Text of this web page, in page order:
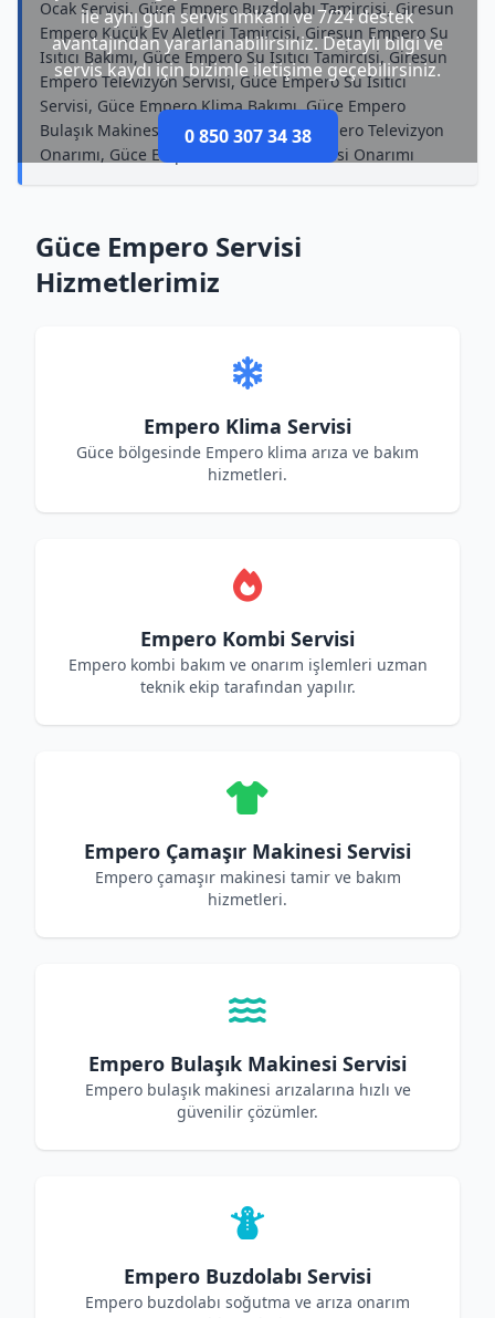
ile aynı gün servis imkânı ve 7/24 destek
avantajından yararlanabilirsiniz. Detaylı bilgi ve
servis kaydı için bizimle iletişime geçebilirsiniz.
0 850 307 34 38
Ocak Servisi, Güce Empero Buzdolabı Tamircisi, Giresun
Empero Küçük Ev Aletleri Tamircisi, Giresun Empero Su
Isıtıcı Bakımı, Güce Empero Su Isıtıcı Tamircisi, Giresun
Empero Televizyon Servisi, Güce Empero Su Isıtıcı
Servisi, Güce Empero Klima Bakımı, Güce Empero
Bulaşık Makinesi Tamircisi, Giresun Empero Televizyon
Onarımı, Güce Empero Kurutma Makinesi Onarımı
Güce Empero Servisi
Hizmetlerimiz
Empero Klima Servisi
Güce bölgesinde Empero klima arıza ve bakım
hizmetleri.
Empero Kombi Servisi
Empero kombi bakım ve onarım işlemleri uzman
teknik ekip tarafından yapılır.
Empero Çamaşır Makinesi Servisi
Empero çamaşır makinesi tamir ve bakım
hizmetleri.
Empero Bulaşık Makinesi Servisi
Empero bulaşık makinesi arızalarına hızlı ve
güvenilir çözümler.
Empero Buzdolabı Servisi
Empero buzdolabı soğutma ve arıza onarım